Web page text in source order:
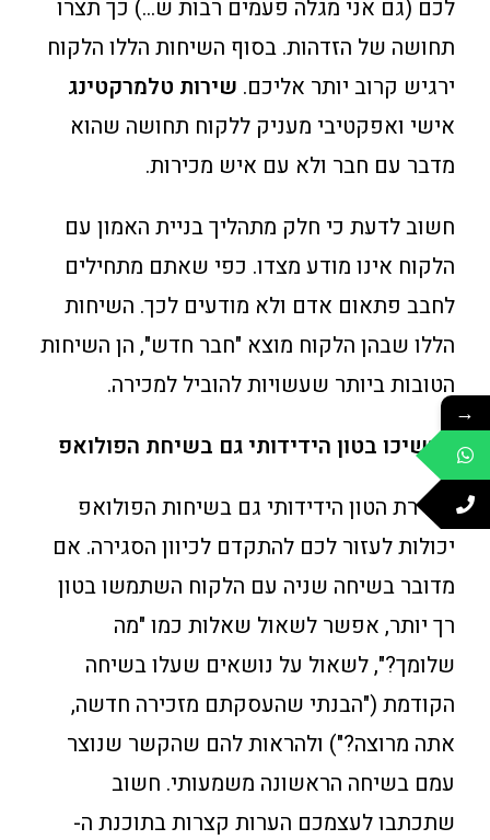
לכם (גם אני מגלה פעמים רבות ש…) כך תצרו
תחושה של הזדהות. בסוף השיחות הללו הלקוח
ירגיש קרוב יותר אליכם. שירות טלמרקטינג
אישי ואפקטיבי מעניק ללקוח תחושה שהוא
מדבר עם חבר ולא עם איש מכירות.
חשוב לדעת כי חלק מתהליך בניית האמון עם
הלקוח אינו מודע מצדו. כפי שאתם מתחילים
לחבב פתאום אדם ולא מודעים לכך. השיחות
הללו שבהן הלקוח מוצא "חבר חדש", הן השיחות
הטובות ביותר שעשויות להוביל למכירה.
המשיכו בטון הידידותי גם בשיחת הפולואפ
שמירת הטון הידידותי גם בשיחות הפולואפ
יכולות לעזור לכם להתקדם לכיוון הסגירה. אם
מדובר בשיחה שניה עם הלקוח השתמשו בטון
רך יותר, אפשר לשאול שאלות כמו "מה
שלומך?", לשאול על נושאים שעלו בשיחה
הקודמת ("הבנתי שהעסקתם מזכירה חדשה,
אתה מרוצה?") ולהראות להם שהקשר שנוצר
עמם בשיחה הראשונה משמעותי. חשוב
שתכתבו לעצמכם הערות קצרות בתוכנת ה-
→